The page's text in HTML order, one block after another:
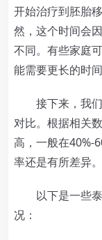
开始治疗到胚胎
然，这个时间会
不同。有些家庭
能需要更长的时间
接下来，我们
对比。根据相关
高，一般在40%-
率还是有所差异。
以下是一些泰
况：